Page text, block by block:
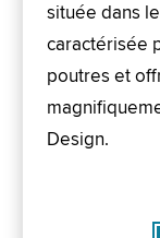
située dans
caractérisée
poutres et
Design.